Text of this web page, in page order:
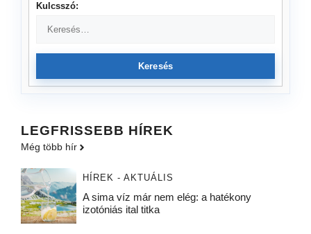
Kulcsszó:
Keresés
LEGFRISSEBB HÍREK
Még több hír
HÍREK - AKTUÁLIS
A sima víz már nem elég: a hatékony
izotóniás ital titka